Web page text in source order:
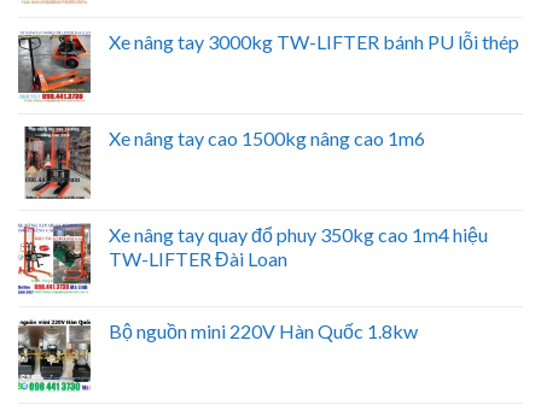
Xe nâng tay 3000kg TW-LIFTER bánh PU lỗi thép
Xe nâng tay cao 1500kg nâng cao 1m6
Xe nâng tay quay đổ phuy 350kg cao 1m4 hiệu
TW-LIFTER Đài Loan
Bộ nguồn mini 220V Hàn Quốc 1.8kw